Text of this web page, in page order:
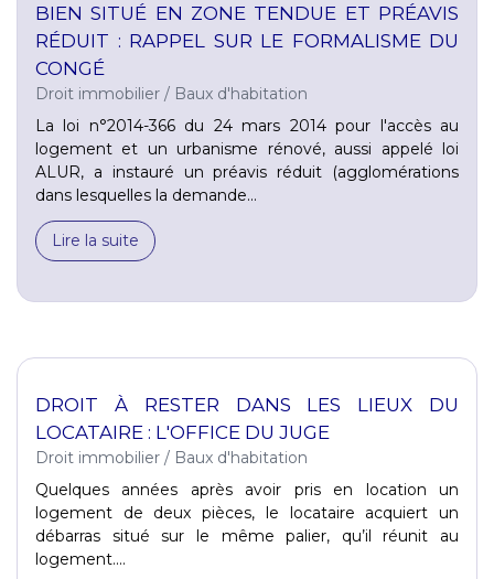
BIEN SITUÉ EN ZONE TENDUE ET PRÉAVIS
RÉDUIT : RAPPEL SUR LE FORMALISME DU
CONGÉ
Droit immobilier / Baux d'habitation
La loi n°2014-366 du 24 mars 2014 pour l'accès au
logement et un urbanisme rénové, aussi appelé loi
ALUR, a instauré un préavis réduit (agglomérations
dans lesquelles la demande...
Lire la suite
DROIT À RESTER DANS LES LIEUX DU
LOCATAIRE : L'OFFICE DU JUGE
Droit immobilier / Baux d'habitation
Quelques années après avoir pris en location un
logement de deux pièces, le locataire acquiert un
débarras situé sur le même palier, qu’il réunit au
logement....